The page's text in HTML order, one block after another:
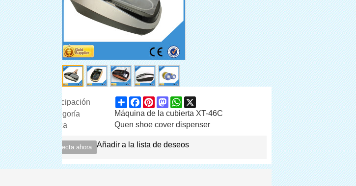
participación ShareFacebook
PinterestMastodonWhatsApp
Categoría
Máquina de la cubierta XT-46C
Marca
Quen shoe cover dispenser
Conecta ahora Añadir a la lista de deseos